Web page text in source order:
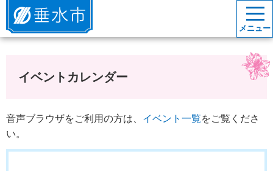
垂水市
メニュー
イベントカレンダー
音声ブラウザをご利用の方は、 イベント一覧をご覧くださ
い。